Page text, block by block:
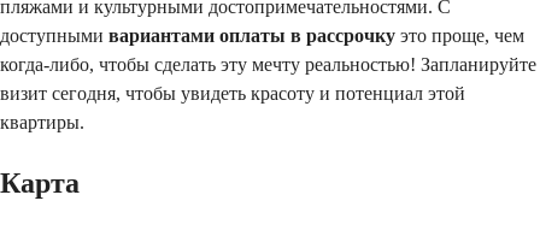
пляжами и культурными достопримечательностями. С
доступными вариантами оплаты в рассрочку это проще, чем
когда-либо, чтобы сделать эту мечту реальностью! Запланируйте
визит сегодня, чтобы увидеть красоту и потенциал этой
квартиры.
Карта